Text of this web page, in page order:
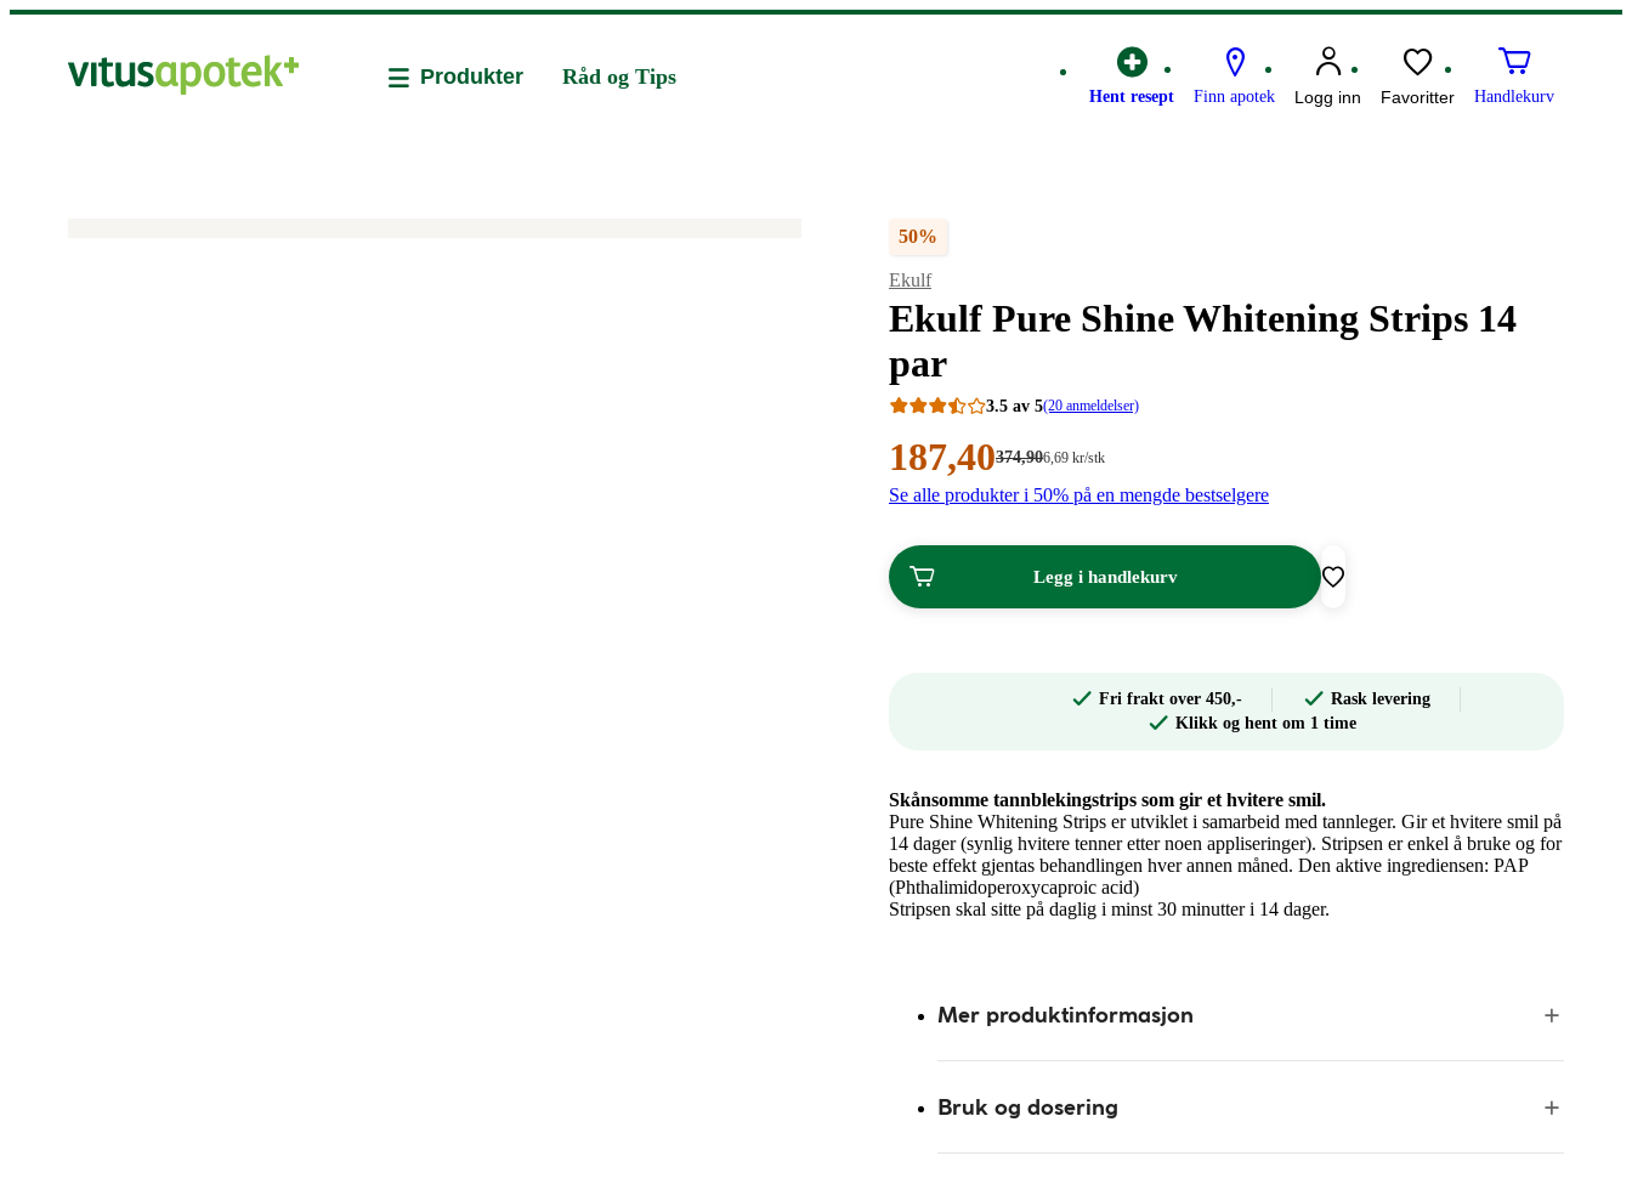
Hent resept Finn apotek Logg inn Favoritter Handlekurv
Produkter Råd og Tips
50%
Merke
Ekulf
Ekulf Pure Shine Whitening Strips 14
par
3.5 av 5(20 anmeldelser)
Nåværende
pris:
187,40
kroner.
187,40Førpris:
kroner.
374,90Stykkpris:
kroner.
6,69 kr/stk
Se alle produkter i 50% på en mengde bestselgere
Legg i handlekurv
Fri frakt over 450,-
Rask levering
Klikk og hent om 1 time
Skånsomme tannblekingstrips som gir et hvitere smil.
Pure Shine Whitening Strips er utviklet i samarbeid med tannleger. Gir et hvitere smil på
14 dager (synlig hvitere tenner etter noen appliseringer). Stripsen er enkel å bruke og for
beste effekt gjentas behandlingen hver annen måned. Den aktive ingrediensen: PAP
(Phthalimidoperoxycaproic acid)
Stripsen skal sitte på daglig i minst 30 minutter i 14 dager.
Mer produktinformasjon
Bruk og dosering